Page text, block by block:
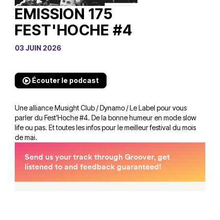
EMISSION 175
FEST'HOCHE #4
03 JUIN 2026
Écouter le podcast
Une alliance Musight Club / Dynamo / Le Label pour vous
parler du Fest’Hoche #4. De la bonne humeur en mode slow
life ou pas. Et toutes les infos pour le meilleur festival du mois
de mai.